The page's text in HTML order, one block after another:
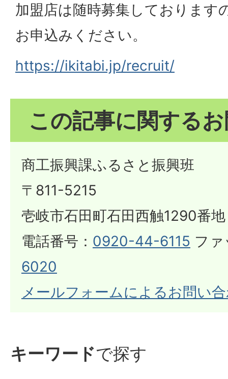
加盟店は随時募集しております
お申込みください。
https://ikitabi.jp/recruit/
この記事に関する
商工振興課ふるさと振興班
〒811-5215
壱岐市石田町石田西触1290番
電話番号： 0920-44-6115 フ
6020
メールフォームによるお問い
キーワードで探す